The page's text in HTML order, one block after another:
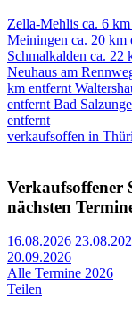
Zella-Mehlis ca. 6
Meiningen ca. 20 km
Schmalkalden ca. 22
Neuhaus am
km entfernt
entfernt Bad
entfernt
verkaufsoffen in
Verkaufsoffener
nächsten
16.08.2026
20.09.2026
Alle Termine 2026
Teilen